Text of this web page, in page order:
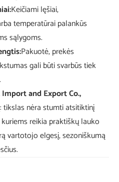
Keičiami lęšiai,
temperatūrai palankūs
sąlygoms.
Pakuotė, prekės
gali būti svarbūs tiek
and Export Co.,
tikslas nėra stumti atsitiktinį
reikia praktiškų lauko
vartotojo elgesį, sezoniškumą